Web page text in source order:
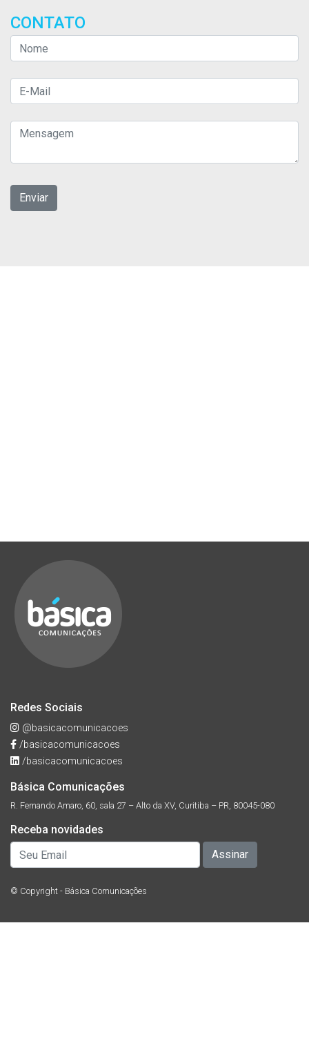
CONTATO
Redes Sociais
@basicacomunicacoes
/basicacomunicacoes
/basicacomunicacoes
Básica Comunicações
R. Fernando Amaro, 60, sala 27 – Alto da XV, Curitiba – PR, 80045-080
Receba novidades
© Copyright - Básica Comunicações